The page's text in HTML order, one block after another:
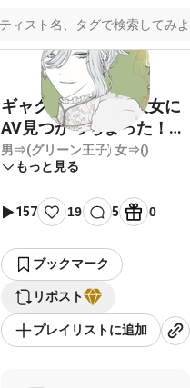
ギャグ声劇台本【彼女に
AV見つかっちまった！
泣】2人用
男⇒(グリーン王子) 女⇒()
もっと見る
157 19 5 0
ブックマーク
リポスト
プレイリストに追加